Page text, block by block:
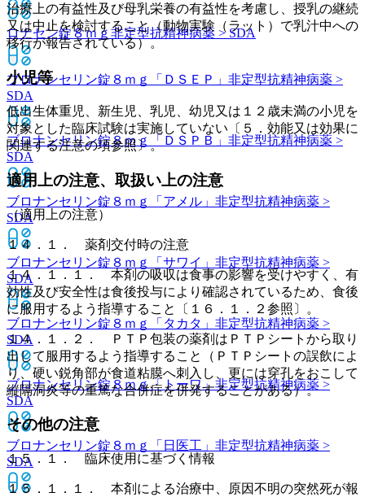
ロナセン錠８ｍｇ 非定型抗精神病薬 > SDA
ブロナンセリン錠８ｍｇ「ＤＳＥＰ」 非定型抗精神病薬 >
SDA
ブロナンセリン錠８ｍｇ「ＤＳＰＢ」 非定型抗精神病薬 >
SDA
ブロナンセリン錠８ｍｇ「アメル」 非定型抗精神病薬 >
SDA
ブロナンセリン錠８ｍｇ「サワイ」 非定型抗精神病薬 >
SDA
ブロナンセリン錠８ｍｇ「タカタ」 非定型抗精神病薬 >
SDA
ブロナンセリン錠８ｍｇ「トーワ」非定型抗精神病薬 >
SDA
ブロナンセリン錠８ｍｇ「日医工」 非定型抗精神病薬 >
SDA
治療上の有益性及び母乳栄養の有益性を考慮し、授乳の継続
又は中止を検討すること（動物実験（ラット）で乳汁中への
移行が報告されている）。
小児等
低出生体重児、新生児、乳児、幼児又は１２歳未満の小児を
対象とした臨床試験は実施していない〔５．効能又は効果に
関連する注意の項参照〕。
適用上の注意、取扱い上の注意
（適用上の注意）
１４．１． 薬剤交付時の注意
１４．１．１． 本剤の吸収は食事の影響を受けやすく、有
効性及び安全性は食後投与により確認されているため、食後
に服用するよう指導すること〔１６．１．２参照〕。
１４．１．２． ＰＴＰ包装の薬剤はＰＴＰシートから取り
出して服用するよう指導すること（ＰＴＰシートの誤飲によ
り、硬い鋭角部が食道粘膜へ刺入し、更には穿孔をおこして
縦隔洞炎等の重篤な合併症を併発することがある）。
その他の注意
１５．１． 臨床使用に基づく情報
１５．１．１． 本剤による治療中、原因不明の突然死が報